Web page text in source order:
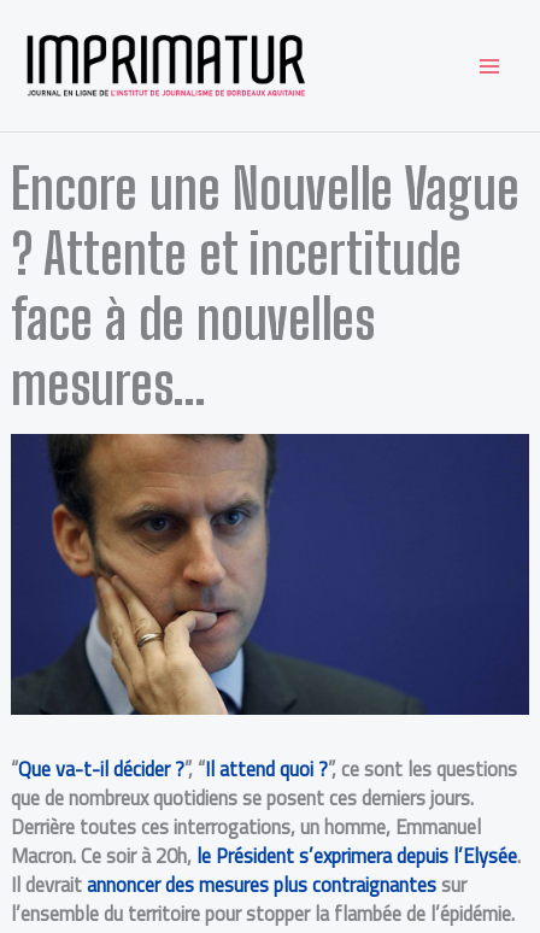
Encore une Nouvelle Vague
? Attente et incertitude
face à de nouvelles
mesures…
“Que va-t-il décider ?”, “Il attend quoi ?”, ce sont les questions
que de nombreux quotidiens se posent ces derniers jours.
Derrière toutes ces interrogations, un homme, Emmanuel
Macron. Ce soir à 20h,le Président s’exprimera depuis l’Elysée.
Il devraitannoncer des mesures plus contraignantessur
l’ensemble du territoire pour stopper la flambée de l’épidémie.